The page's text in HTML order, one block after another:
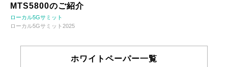
MTS5800のご紹介
ローカル5Gサミット
ローカル5Gサミット2025
ホワイトペーパー一覧